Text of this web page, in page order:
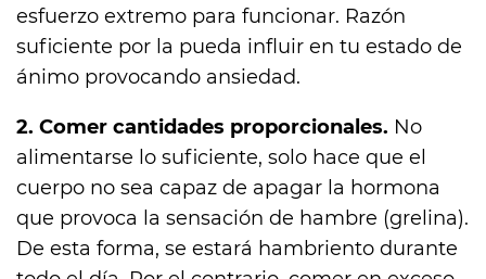
esfuerzo extremo para funcionar. Razón
suficiente por la pueda influir en tu estado de
ánimo provocando ansiedad.
2. Comer cantidades proporcionales. No
alimentarse lo suficiente, solo hace que el
cuerpo no sea capaz de apagar la hormona
que provoca la sensación de hambre (grelina).
De esta forma, se estará hambriento durante